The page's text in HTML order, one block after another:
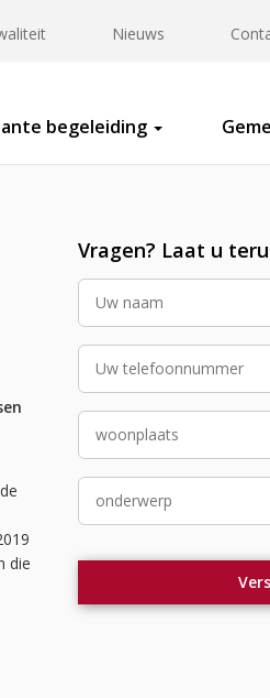
Nieuws
begeleiding
die
Vragen? Laat u